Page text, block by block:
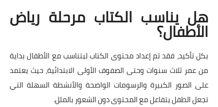
هل يناسب الكتاب مرحلة رياض
الأطفال؟
بكل تأكيد، فقد تم إعداد محتوى الكتاب ليتناسب مع الأطفال بداية
من عمر ثلاث سنوات وحتى الصفوف الأولى الابتدائية، حيث يعتمد
على الصور الكبيرة والرسومات الواضحة والأنشطة السهلة التي
تجعل الطفل يتفاعل مع المحتوى دون الشعور بالملل.